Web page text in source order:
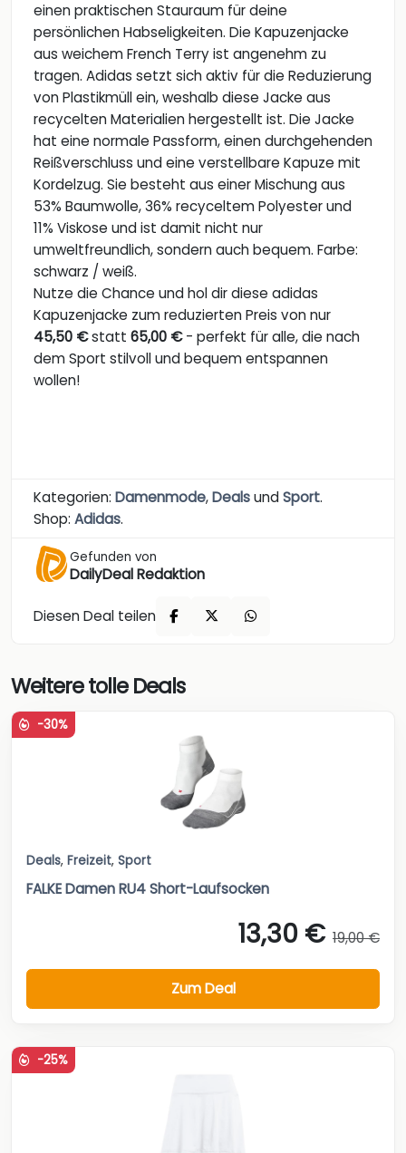
einen praktischen Stauraum für deine
persönlichen Habseligkeiten. Die Kapuzenjacke
aus weichem French Terry ist angenehm zu
tragen. Adidas setzt sich aktiv für die Reduzierung
von Plastikmüll ein, weshalb diese Jacke aus
recycelten Materialien hergestellt ist. Die Jacke
hat eine normale Passform, einen durchgehenden
Reißverschluss und eine verstellbare Kapuze mit
Kordelzug. Sie besteht aus einer Mischung aus
53% Baumwolle, 36% recyceltem Polyester und
11% Viskose und ist damit nicht nur
umweltfreundlich, sondern auch bequem. Farbe:
schwarz / weiß.
Nutze die Chance und hol dir diese adidas
Kapuzenjacke zum reduzierten Preis von nur
45,50 €statt 65,00 €- perfekt für alle, die nach
dem Sport stilvoll und bequem entspannen
wollen!
Kategorien: Damenmode,DealsundSport.
Shop: Adidas.
Gefunden von
DailyDeal Redaktion
Diesen Deal teilen
Weitere tolle Deals
-30%
Deals, Freizeit, Sport
FALKE Damen RU4 Short-Laufsocken
13,30 € 19,00 €
Zum Deal
-25%